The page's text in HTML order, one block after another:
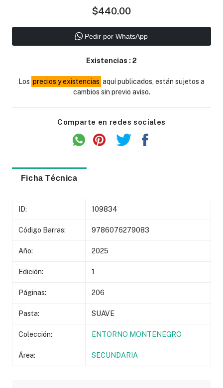
$440.00
Pedir por WhatsApp
Existencias : 2
Los precios y existencias aquí publicados, están sujetos a
cambios sin previo aviso.
Comparte en redes sociales
Ficha Técnica
ID: 109834
Código Barras: 9786076279083
Año: 2025
Edición: 1
Páginas: 206
Pasta: SUAVE
Colección: ENTORNO MONTENEGRO
Área: SECUNDARIA